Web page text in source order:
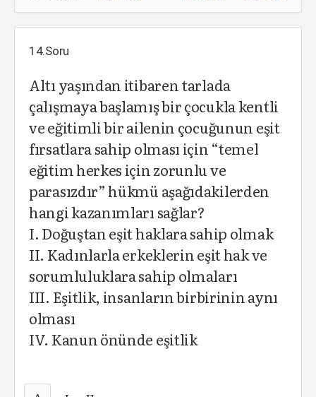
14.Soru
Altı yaşından itibaren tarlada
çalışmaya başlamış bir çocukla kentli
ve eğitimli bir ailenin çocuğunun eşit
fırsatlara sahip olması için “temel
eğitim herkes için zorunlu ve
parasızdır” hükmü aşağıdakilerden
hangi kazanımları sağlar?
I. Doğuştan eşit haklara sahip olmak
II. Kadınlarla erkeklerin eşit hak ve
sorumluluklara sahip olmaları
III. Eşitlik, insanların birbirinin aynı
olması
IV. Kanun önünde eşitlik